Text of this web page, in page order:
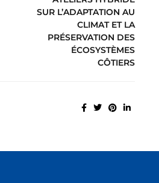
SUR L’ADAPTATION AU
CLIMAT ET LA
PRÉSERVATION DES
ÉCOSYSTÈMES
CÔTIERS